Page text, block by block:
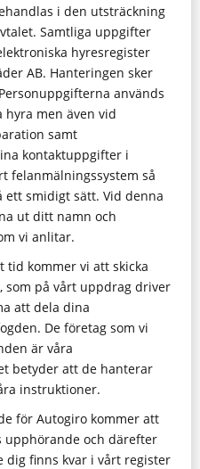
i den utsträckning
Samtliga uppgifter
hyresregister
AB. Hanteringen sker
används
men även vid
samt
kontaktuppgifter i
felanmälningssystem så
smidigt sätt. Vid denna
ut ditt namn och
vi anlitar.
kommer vi att skicka
som på vårt uppdrag driver
att dela dina
De företag som vi
är våra
betyder att de hanterar
instruktioner.
för Autogiro kommer att
upphörande och därefter
dig finns kvar i vårt register